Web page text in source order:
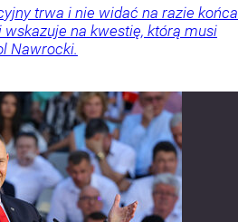
trwa i nie widać na razie końca
na kwestię, którą musi
Nawrocki.